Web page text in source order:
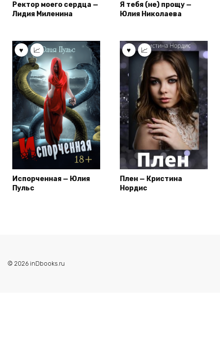
Ректор моего сердца —
Лидия Миленина
Я тебя (не) прощу —
Юлия Николаева
Испорченная — Юлия
Пульс
Плен — Кристина
Нордис
© 2026 inDbooks.ru